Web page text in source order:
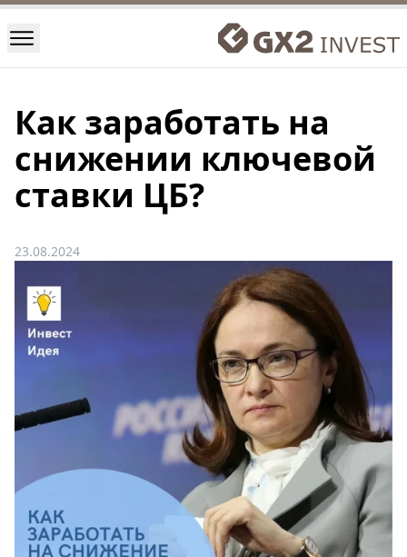
Как заработать на
снижении ключевой
ставки ЦБ?
23.08.2024